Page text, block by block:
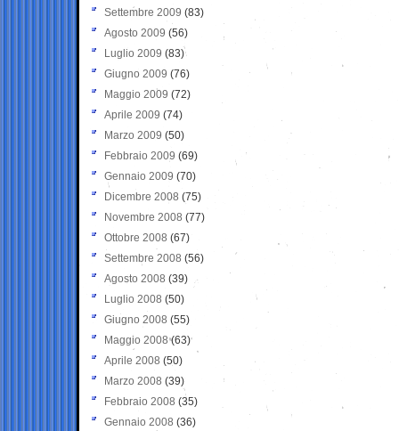
Settembre 2009 (83)
Agosto 2009 (56)
Luglio 2009 (83)
Giugno 2009 (76)
Maggio 2009 (72)
Aprile 2009 (74)
Marzo 2009 (50)
Febbraio 2009 (69)
Gennaio 2009 (70)
Dicembre 2008 (75)
Novembre 2008 (77)
Ottobre 2008 (67)
Settembre 2008 (56)
Agosto 2008 (39)
Luglio 2008 (50)
Giugno 2008 (55)
Maggio 2008(63)
Aprile 2008 (50)
Marzo 2008 (39)
Febbraio 2008 (35)
Gennaio 2008 (36)